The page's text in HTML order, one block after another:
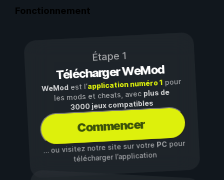
Fonctionnement
Étape 1
Télécharger WeMod
WeModest l’application numéro 1pour
les mods et cheats, avec plus de
3000 jeux compatibles
Commencer
… ou visitez notre site sur votre PCpour
télécharger l’application